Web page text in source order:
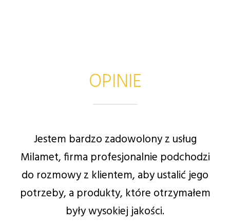
OPINIE
Jestem bardzo zadowolony z usług
Milamet, firma profesjonalnie podchodzi
do rozmowy z klientem, aby ustalić jego
potrzeby, a produkty, które otrzymałem
były wysokiej jakości.